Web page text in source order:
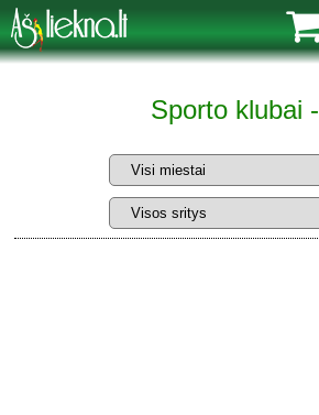
Sporto klubai -